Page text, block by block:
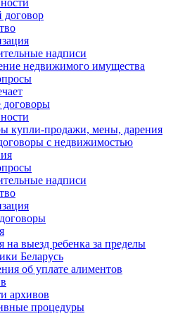
договор
надписи
недвижимого имущества
договоры
купли-продажи, мены, дарения
с недвижимостью
надписи
на выезд ребенка за пределы
Беларусь
об уплате алиментов
архивов
процедуры